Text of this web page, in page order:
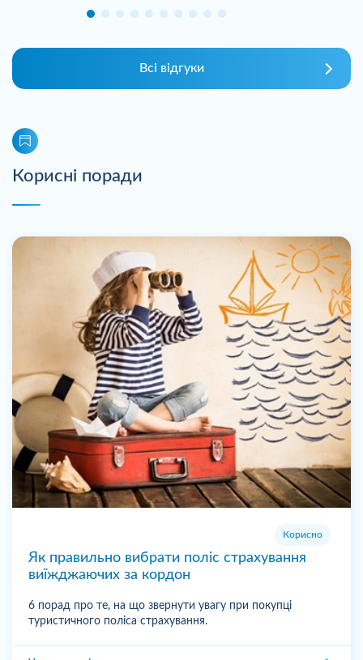
Всі відгуки
Корисні поради
Корисно
Як правильно вибрати поліс страхування
виїжджаючих за кордон
6 порад про те, на що звернути увагу при покупці
туристичного поліса страхування.